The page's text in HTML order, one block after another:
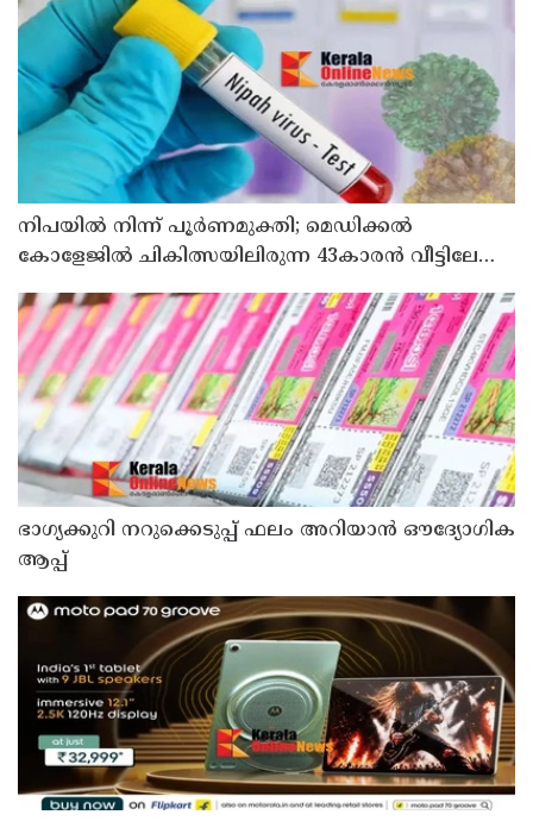
നിപയിൽ നിന്ന് പൂർണമുക്തി; മെഡിക്കൽ
കോളേജിൽ ചികിത്സയിലിരുന്ന 43കാരൻ വീട്ടിലേക്ക്
മടങ്ങി
ഭാഗ്യക്കുറി നറുക്കെടുപ്പ് ഫലം അറിയാൻ ഔദ്യോഗിക
ആപ്പ്